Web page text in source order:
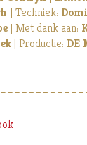
| Techniek:
| Met dank aan:
| Productie: DE